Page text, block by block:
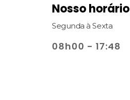
Nosso horário
Segunda à Sexta
08h00 - 17:48